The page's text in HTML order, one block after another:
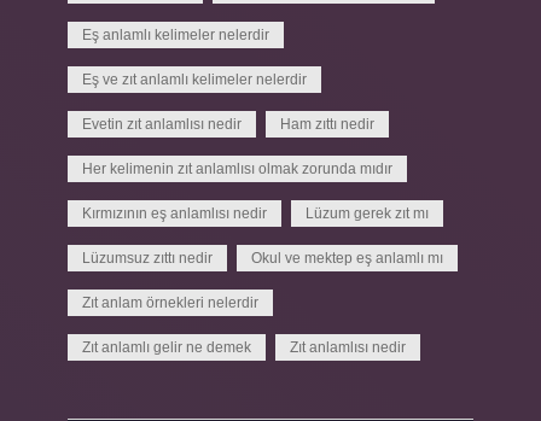
Eş anlamlı kelimeler nelerdir
Eş ve zıt anlamlı kelimeler nelerdir
Evetin zıt anlamlısı nedir Ham zıttı nedir
Her kelimenin zıt anlamlısı olmak zorunda mıdır
Kırmızının eş anlamlısı nedir Lüzum gerek zıt mı
Lüzumsuz zıttı nedir Okul ve mektep eş anlamlı mı
Zıt anlam örnekleri nelerdir
Zıt anlamlı gelir ne demek Zıt anlamlısı nedir